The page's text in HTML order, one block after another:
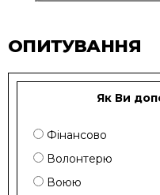
ОПИТУВАННЯ
Як Ви
Фінансово
Волонтерю
Воюю